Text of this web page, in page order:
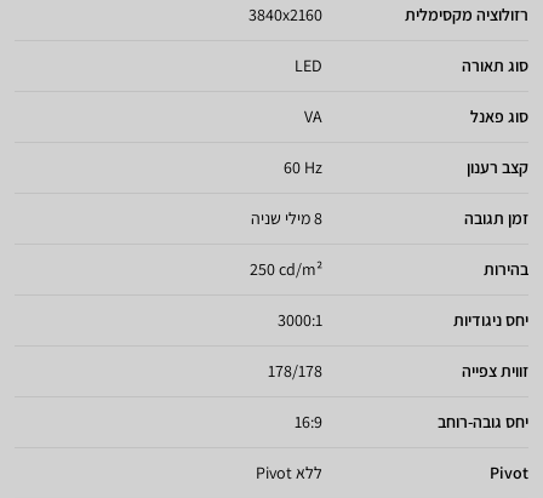
רזולוציה מקסימלית 3840x2160
סוג תאורה LED
סוג פאנל VA
קצב רענון 60 Hz
זמן תגובה 8 מילי שניה
בהירות 250 cd/m²
יחס ניגודיות 3000:1
זווית צפייה 178/178
יחס גובה-רוחב 16:9
Pivot ללא Pivot